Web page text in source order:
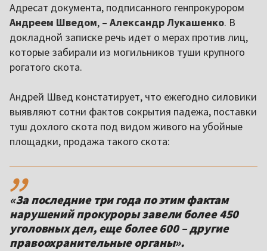
Адресат документа, подписанного генпрокурором
Андреем Шведом, – Александр Лукашенко. В
докладной записке речь идет о мерах против лиц,
которые забирали из могильников туши крупного
рогатого скота.
Андрей Швед констатирует, что ежегодно силовики
выявляют сотни фактов сокрытия падежа, поставки
туш дохлого скота под видом живого на убойные
площадки, продажа такого скота:
,,
«За последние три года по этим фактам
нарушений прокуроры завели более 450
уголовных дел, еще более 600 – другие
правоохранительные органы».